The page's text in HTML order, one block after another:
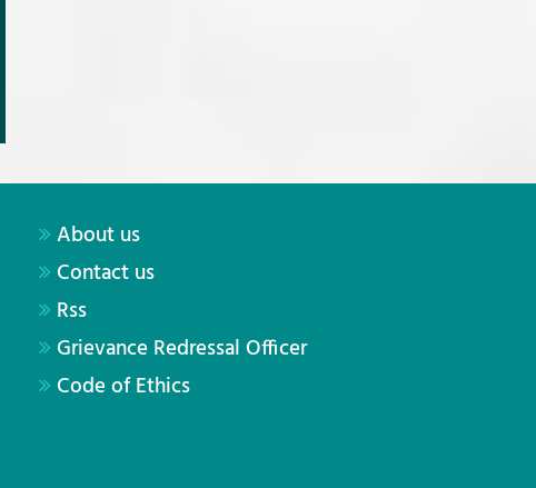
About us
Contact us
Rss
Grievance Redressal Officer
Code of Ethics